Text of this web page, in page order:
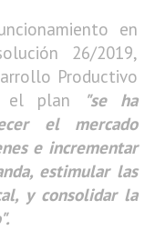
en
26/2019,
Productivo
el plan
"se ha
el mercado
e incrementar
estimular las
y consolidar la